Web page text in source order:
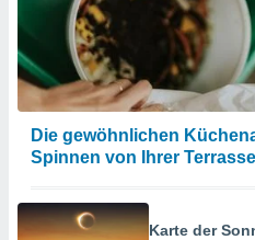
Die gewöhnlichen
Spinnen von Ihrer
Karte der